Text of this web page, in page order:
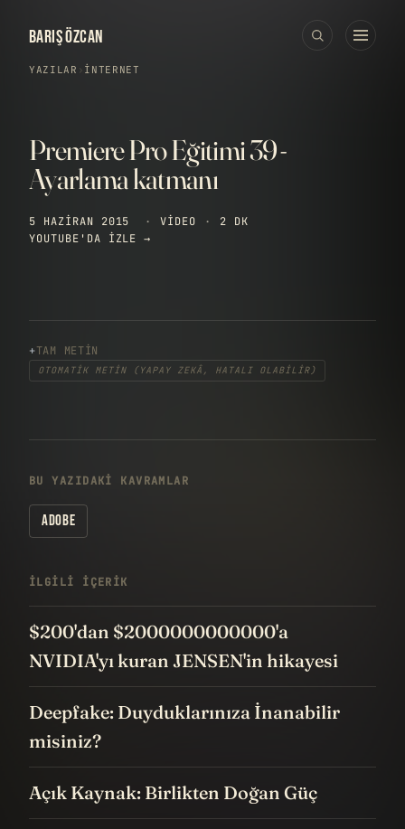
BARIŞ ÖZCAN
YAZILAR › İNTERNET
Premiere Pro Eğitimi 39 -
Ayarlama katmanı
5 HAZIRAN 2015 · VIDEO ·
2 DK
YOUTUBE'DA IZLE →
TAM METIN
OTOMATIK METIN (YAPAY ZEKÂ, HATALI OLABILIR)
BU YAZIDAKI KAVRAMLAR
ADOBE
İLGILI IÇERIK
$200'dan $2000000000000'a
NVIDIA'yı kuran JENSEN'in hikayesi
Deepfake: Duyduklarınıza İnanabilir
misiniz?
Açık Kaynak: Birlikten Doğan Güç